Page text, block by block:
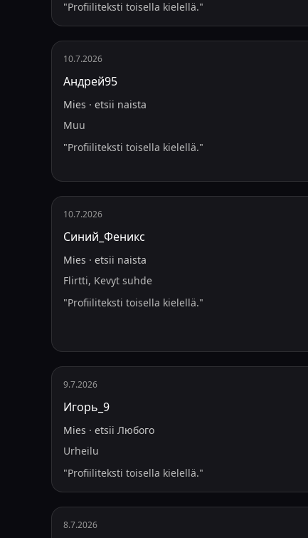
"Profiiliteksti toisella kielellä."
10.7.2026
Андрей95
Mies · etsii naista
Muu
"Profiiliteksti toisella kielellä."
10.7.2026
Синий_Феникс
Mies · etsii naista
Flirtti, Kevyt suhde
"Profiiliteksti toisella kielellä."
9.7.2026
Игорь_9
Mies · etsii Любого
Urheilu
"Profiiliteksti toisella kielellä."
8.7.2026